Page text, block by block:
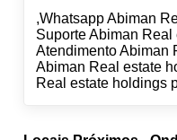
,Whatsapp Abiman
Suporte Abiman
Atendimento Abiman
Abiman Real estate
Real estate holdings